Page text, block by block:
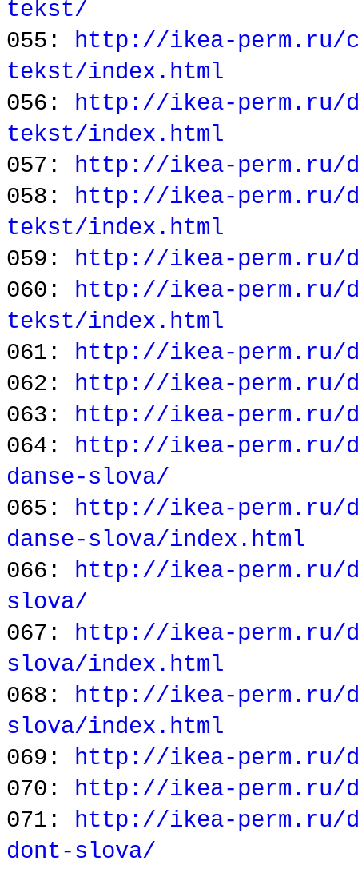
tekst/
055: http://ikea-
tekst/index.html
056: http://ikea-perm.ru/
tekst/index.html
057: http://ikea-perm.ru/
058: http://ikea-perm.ru/
tekst/index.html
059: http://ikea-perm.ru/
060: http://ikea-perm.ru/
tekst/index.html
061: http://ikea-perm.ru/
062: http://ikea-perm.ru/
063: http://ikea-perm.ru/
064: http://ikea-perm.ru/
danse-slova/
065: http://ikea-perm.ru/
danse-slova/index.html
066: http://ikea-
slova/
067: http://ikea-
slova/index.html
068: http://ikea-perm.ru/
slova/index.html
069: http://ikea-perm.ru/
070: http://ikea-perm.ru/
071: http://ikea-perm.ru/
dont-slova/